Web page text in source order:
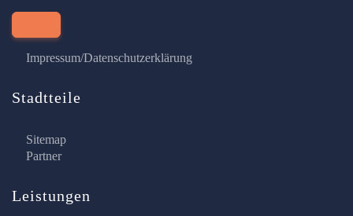
Impressum/Datenschutzerklärung
Stadtteile
Sitemap
Partner
Leistungen